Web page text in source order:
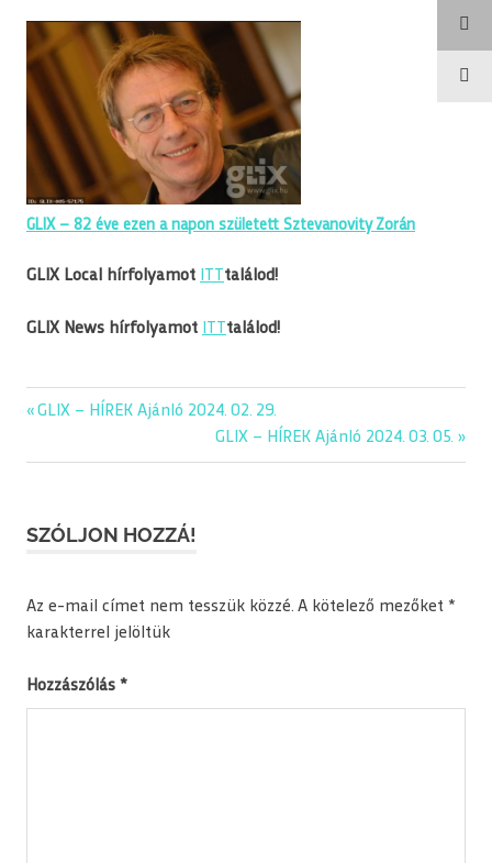
GLIX – 82 éve ezen a napon született Sztevanovity Zorán
GLIX Local hírfolyamot találod!
GLIX News hírfolyamot találod!
editorial
kép
Bejegyzés
navigáció
Previous
GLIX – HÍREK Ajánló 2024. 02. 29.
Next
Post:
GLIX – HÍREK Ajánló 2024. 03. 05.
SZÓLJON HOZZÁ!
Az e-mail címet nem tesszük közzé. A kötelező mezőket *
karakterrel jelöltük
Hozzászólás *